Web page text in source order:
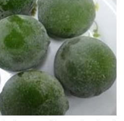
Hạt giống tâm hồn